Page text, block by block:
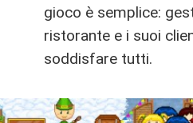
gioco è semplice:
ristorante e i suoi
soddisfare tutti.